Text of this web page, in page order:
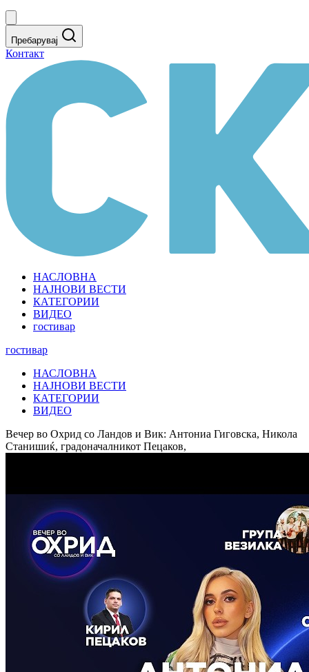
Пребарувај
Контакт
НАСЛОВНА
НАЈНОВИ ВЕСТИ
КАТЕГОРИИ
ВИДЕО
гостивар
гостивар
НАСЛОВНА
НАЈНОВИ ВЕСТИ
КАТЕГОРИИ
ВИДЕО
Вечер во Охрид со Ландов и Вик: Антониа Гиговска, Никола
Станишиќ, градоначалникот Пецаков,